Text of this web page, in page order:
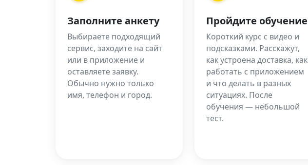
Заполните анкету
Выбираете подходящий
сервис, заходите на сайт
или в приложение и
оставляете заявку.
Обычно нужно только
имя, телефон и город.
Пройдите обучение
Короткий курс с видео и
подсказками. Расскажут,
как устроена доставка, как
работать с приложением
и что делать в разных
ситуациях. После
обучения — небольшой
тест.